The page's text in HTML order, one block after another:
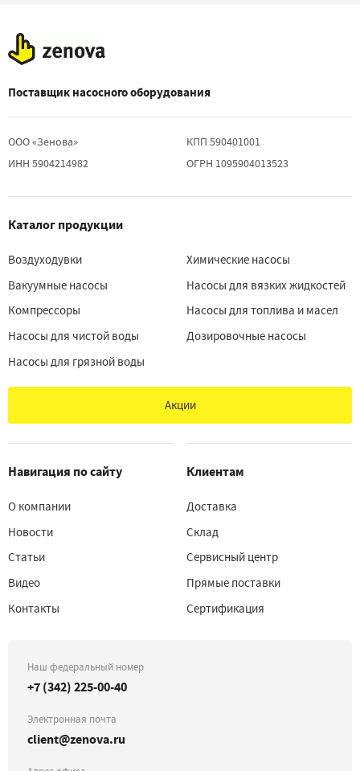
Поставщик насосного оборудования
ООО «Зенова»
ИНН 5904214982
КПП 590401001
ОГРН 1095904013523
Каталог продукции
Воздуходувки
Вакуумные насосы
Компрессоры
Насосы для чистой воды
Насосы для грязной воды
Химические насосы
Насосы для вязких жидкостей
Насосы для топлива и масел
Дозировочные насосы
Акции
Навигация по сайту
О компании
Новости
Статьи
Видео
Контакты
Клиентам
Доставка
Склад
Сервисный центр
Прямые поставки
Сертификация
Наш федеральный номер
+7 (342) 225-00-40
Электронная почта
client@zenova.ru